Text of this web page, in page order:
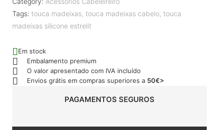
Tags: touca madeixas, touca madeixas cabelo, touca
madeixas silicone estrelit
Em stock
Embalamento premium
O valor apresentado com IVA incluído
Envios grátis em compras superiores a 50€>
PAGAMENTOS SEGUROS